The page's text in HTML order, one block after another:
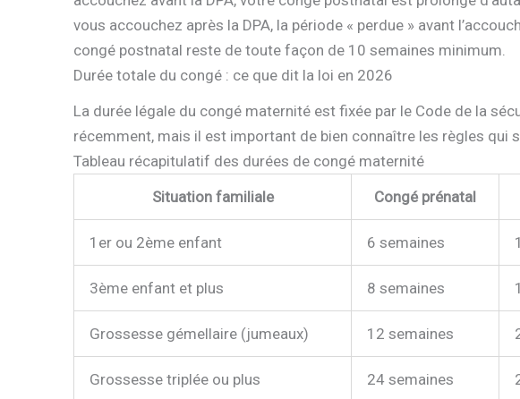
vous accouchez après la DPA, la période « perdue » avant
congé postnatal reste de toute façon de 10 semaines minimum.
Durée totale du congé : ce que dit la loi en 2026
La durée légale du congé maternité est fixée par le Code de la
récemment, mais il est important de bien connaître les règles qui
Tableau récapitulatif des durées de congé maternité
Situation familiale
Congé prénatal
1er ou 2ème enfant 6 semaines
3ème enfant et plus 8 semaines
Grossesse gémellaire (jumeaux) 12 semaines
Grossesse triplée ou plus 24 semaines